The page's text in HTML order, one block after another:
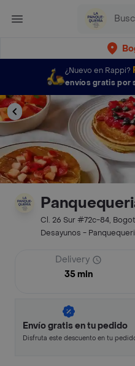
¿Nuevo en Rappi?
envíos gratis por
Cl. 26 Sur #72c-84,
Desayunos -
Delivery
35 min
Envío gratis en tu pedido
Disfruta este descuento en tu